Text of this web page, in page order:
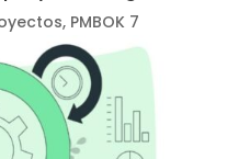
, PMBOK 7